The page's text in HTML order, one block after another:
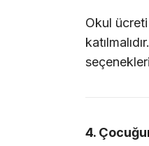
Okul
4.